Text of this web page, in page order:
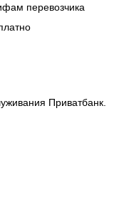
перевозчика
Приватбанк.